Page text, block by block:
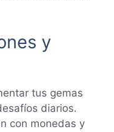
y
tus gemas
diarios.
con monedas y